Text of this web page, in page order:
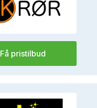
Få pristilbud